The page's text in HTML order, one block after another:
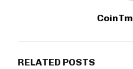
RELATED POSTS